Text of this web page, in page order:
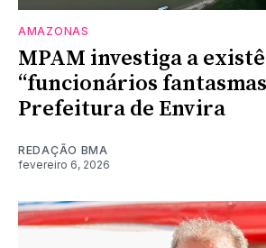
AMAZONAS
MPAM investiga a
“funcionários
Prefeitura de Envira
REDAÇÃO BMA
fevereiro 6, 2026